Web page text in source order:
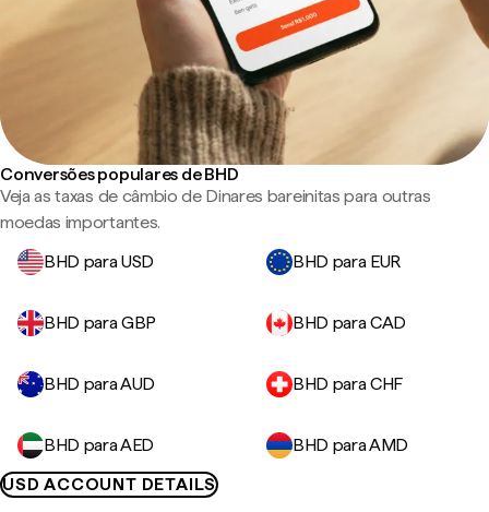
Conversões populares de BHD
Veja as taxas de câmbio de Dinares bareinitas para outras
moedas importantes.
BHD para USD
BHD para EUR
BHD para GBP BHD para CAD
BHD para AUD BHD para CHF
BHD para AED
BHD para AMD
USD ACCOUNT DETAILS